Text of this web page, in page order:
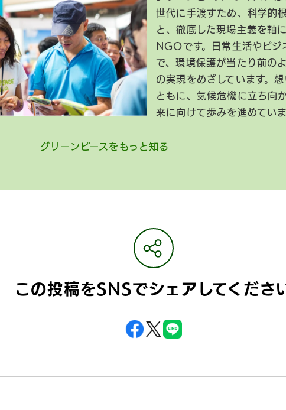
世代に手渡すため、科学的
と、徹底した現場主義を軸
NGOです。日常生活やビジ
で、環境保護が当たり前の
の実現をめざしています。
ともに、気候危機に立ち向
来に向けて歩みを進めてい
グリーンピースをもっと知る
この投稿をSNSでシェアしてくださ